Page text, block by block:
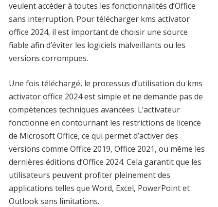
veulent accéder à toutes les fonctionnalités d’Office
sans interruption. Pour télécharger kms activator
office 2024, il est important de choisir une source
fiable afin d’éviter les logiciels malveillants ou les
versions corrompues.
Une fois téléchargé, le processus d’utilisation du kms
activator office 2024 est simple et ne demande pas de
compétences techniques avancées. L’activateur
fonctionne en contournant les restrictions de licence
de Microsoft Office, ce qui permet d’activer des
versions comme Office 2019, Office 2021, ou même les
dernières éditions d’Office 2024. Cela garantit que les
utilisateurs peuvent profiter pleinement des
applications telles que Word, Excel, PowerPoint et
Outlook sans limitations.